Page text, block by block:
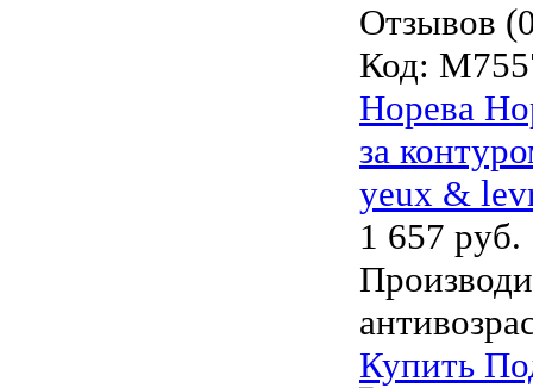
Отзывов
Код:
Норева
за
yeux &
1 657 руб.
Купить